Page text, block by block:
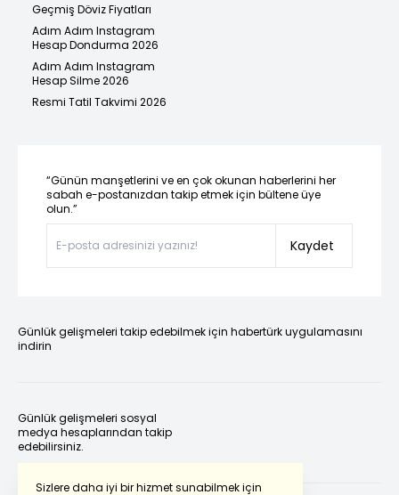
Sizlere daha iyi bir hizmet sunabilmek için
Geçmiş Döviz Fiyatları
Adım Adım Instagram
Hesap Dondurma 2026
Adım Adım Instagram
Hesap Silme 2026
Resmi Tatil Takvimi 2026
“Günün manşetlerini ve en çok okunan haberlerini her
sabah e-postanızdan takip etmek için bültene üye
olun.”
Kaydet
Günlük gelişmeleri takip edebilmek için habertürk uygulamasını
indirin
Günlük gelişmeleri sosyal
medya hesaplarından takip
edebilirsiniz.